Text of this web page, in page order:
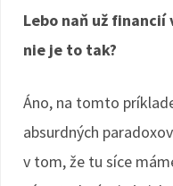
Lebo naň už
nie je to tak?
Áno, na tomto
absurdných
v tom, že tu síce